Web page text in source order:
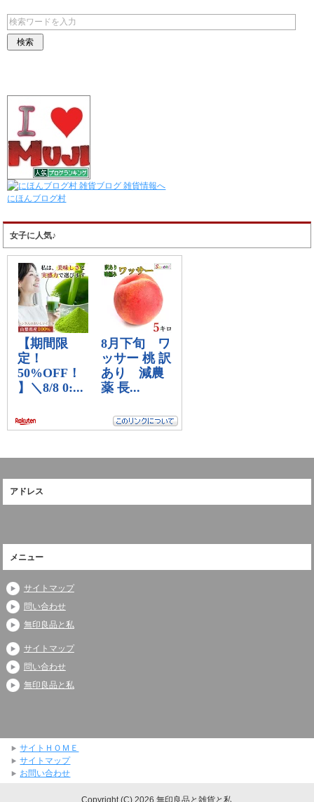
にほんブログ村
女子に人気♪
アドレス
メニュー
サイトマップ
問い合わせ
無印良品と私
サイトマップ
問い合わせ
無印良品と私
サイトＨＯＭＥ
サイトマップ
お問い合わせ
Copyright (C) 2026 無印良品と雑貨と私